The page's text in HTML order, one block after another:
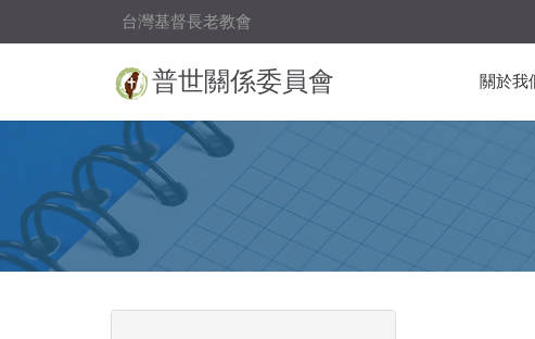
台灣基督長老教會
普世關係委員會 關於我